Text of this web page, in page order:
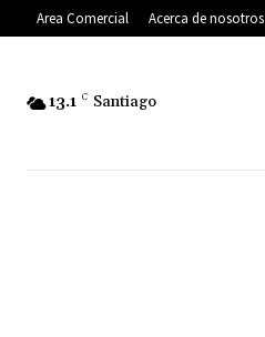
Area Comercial Acerca de nosotros
13.1 C Santiago